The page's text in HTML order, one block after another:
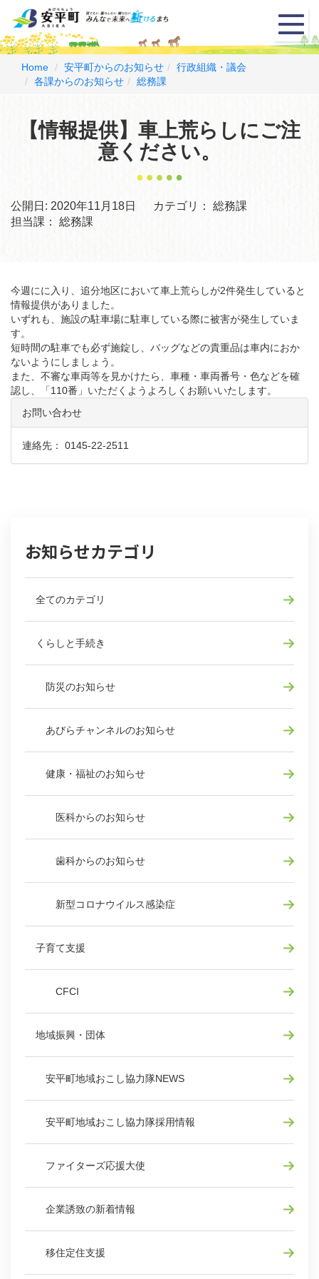
メ
ニ
ュ
Home 安平町からのお知らせ
行政組織・議会
各課からのお知らせ
総務課
【情報提供】車上荒らしにご注
意ください。
公開日: 2020年11月18日 カテゴリ：
総務課
担当課：
総務課
今週にに入り、追分地区において車上荒らしが2件発生していると
情報提供がありました。
いずれも、施設の駐車場に駐車している際に被害が発生していま
す。
短時間の駐車でも必ず施錠し、バッグなどの貴重品は車内におか
ないようにしましょう。
また、不審な車両等を見かけたら、車種・車両番号・色などを確
認し、「110番」いただくようよろしくお願いいたします。
お問い合わせ
連絡先： 0145-22-2511
お知らせカテゴリ
全てのカテゴリ
くらしと手続き
防災のお知らせ
あびらチャンネルのお知らせ
健康・福祉のお知らせ
医科からのお知らせ
歯科からのお知らせ
新型コロナウイルス感染症
子育て支援
CFCI
地域振興・団体
安平町地域おこし協力隊NEWS
安平町地域おこし協力隊採用情報
ファイターズ応援大使
企業誘致の新着情報
移住定住支援